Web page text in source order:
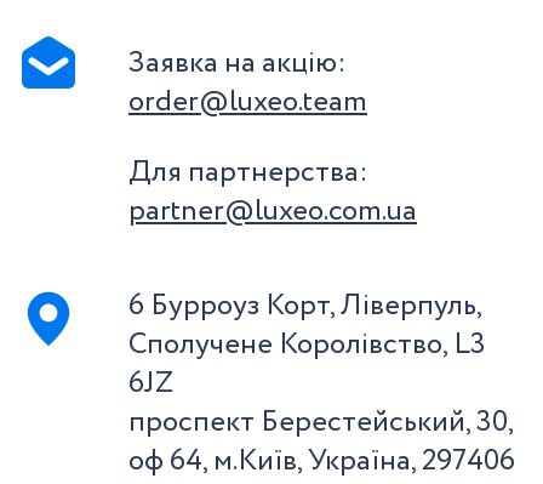
Заявка на акцію:
order@luxeo.team
Для партнерства:
partner@luxeo.com.ua
6 Бурроуз Корт, Ліверпуль,
Сполучене Королівство, L3
6JZ
проспект Берестейський, 30,
оф 64, м.Київ, Україна, 297406